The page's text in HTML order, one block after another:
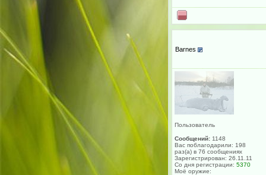
Barnes
Пользователь
Сообщений: 1148
Вас поблагодарили: 198
раз(а) в 76 сообщениях
Зарегистрирован: 26.11.11
Со дня регистрации: 5370
Моё оружие: